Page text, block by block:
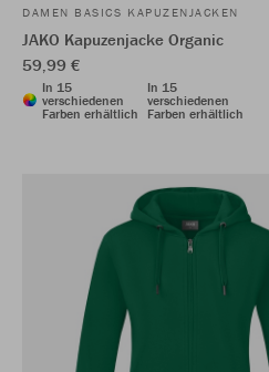
DAMEN BASICS KAPUZENJACKEN
JAKO Kapuzenjacke Organic
59,99 €
In 15
verschiedenen
Farben erhältlich
In 15
verschiedenen
Farben erhältlich